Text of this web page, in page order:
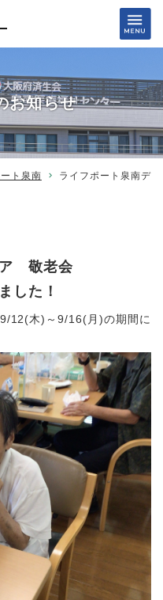
お知らせ
ト泉南
ライフポート泉南デ
ア 敬老会
した！
12(木)～9/16(月)の期間に